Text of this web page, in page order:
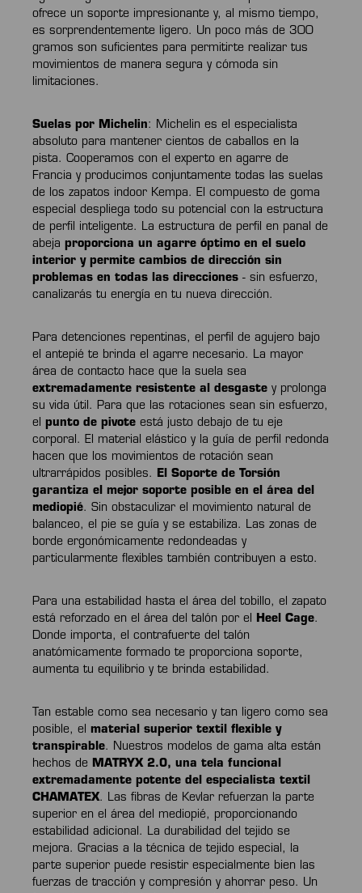
ofrece un soporte impresionante y, al mismo tiempo,
es sorprendentemente ligero. Un poco más de 300
gramos son suficientes para permitirte realizar tus
movimientos de manera segura y cómoda sin
limitaciones.
Suelas por Michelin: Michelin es el especialista
absoluto para mantener cientos de caballos en la
pista. Cooperamos con el experto en agarre de
Francia y producimos conjuntamente todas las suelas
de los zapatos indoor Kempa. El compuesto de goma
especial despliega todo su potencial con la estructura
de perfil inteligente. La estructura de perfil en panal de
abeja proporciona un agarre óptimo en el suelo
interior y permite cambios de dirección sin
problemas en todas las direcciones - sin esfuerzo,
canalizarás tu energía en tu nueva dirección.
Para detenciones repentinas, el perfil de agujero bajo
el antepié te brinda el agarre necesario. La mayor
área de contacto hace que la suela sea
extremadamente resistente al desgaste y prolonga
su vida útil. Para que las rotaciones sean sin esfuerzo,
el punto de pivote está justo debajo de tu eje
corporal. El material elástico y la guía de perfil redonda
hacen que los movimientos de rotación sean
ultrarrápidos posibles. El Soporte de Torsión
garantiza el mejor soporte posible en el área del
mediopié. Sin obstaculizar el movimiento natural de
balanceo, el pie se guía y se estabiliza. Las zonas de
borde ergonómicamente redondeadas y
particularmente flexibles también contribuyen a esto.
Para una estabilidad hasta el área del tobillo, el zapato
está reforzado en el área del talón por el Heel Cage.
Donde importa, el contrafuerte del talón
anatómicamente formado te proporciona soporte,
aumenta tu equilibrio y te brinda estabilidad.
Tan estable como sea necesario y tan ligero como sea
posible, el material superior textil flexible y
transpirable. Nuestros modelos de gama alta están
hechos de MATRYX 2.0, una tela funcional
extremadamente potente del especialista textil
CHAMATEX. Las fibras de Kevlar refuerzan la parte
superior en el área del mediopié, proporcionando
estabilidad adicional. La durabilidad del tejido se
mejora. Gracias a la técnica de tejido especial, la
parte superior puede resistir especialmente bien las
fuerzas de tracción y compresión y ahorrar peso. Un